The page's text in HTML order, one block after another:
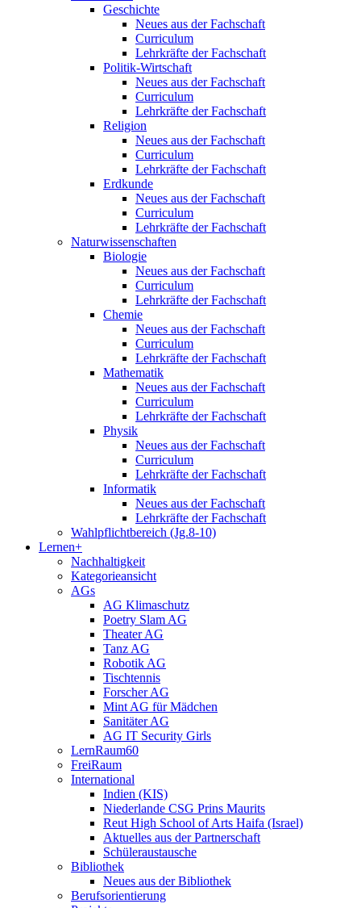
Geschichte
Neues aus der Fachschaft
Curriculum
Lehrkräfte der Fachschaft
Politik-Wirtschaft
Neues aus der Fachschaft
Curriculum
Lehrkräfte der Fachschaft
Religion
Neues aus der Fachschaft
Curriculum
Lehrkräfte der Fachschaft
Erdkunde
Neues aus der Fachschaft
Curriculum
Lehrkräfte der Fachschaft
Naturwissenschaften
Biologie
Neues aus der Fachschaft
Curriculum
Lehrkräfte der Fachschaft
Chemie
Neues aus der Fachschaft
Curriculum
Lehrkräfte der Fachschaft
Mathematik
Neues aus der Fachschaft
Curriculum
Lehrkräfte der Fachschaft
Physik
Neues aus der Fachschaft
Curriculum
Lehrkräfte der Fachschaft
Informatik
Neues aus der Fachschaft
Lehrkräfte der Fachschaft
Wahlpflichtbereich (Jg.8-10)
Lernen+
Nachhaltigkeit
Kategorieansicht
AGs
AG Klimaschutz
Poetry Slam AG
Theater AG
Tanz AG
Robotik AG
Tischtennis
Forscher AG
Mint AG für Mädchen
Sanitäter AG
AG IT Security Girls
LernRaum60
FreiRaum
International
Indien (KIS)
Niederlande CSG Prins Maurits
Reut High School of Arts Haifa (Israel)
Aktuelles aus der Partnerschaft
Schüleraustausche
Bibliothek
Neues aus der Bibliothek
Berufsorientierung